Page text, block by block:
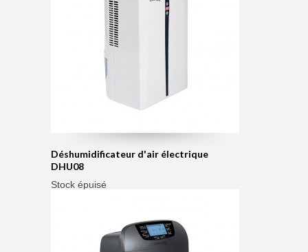
Déshumidificateur d'air électrique
DHU08
Stock épuisé